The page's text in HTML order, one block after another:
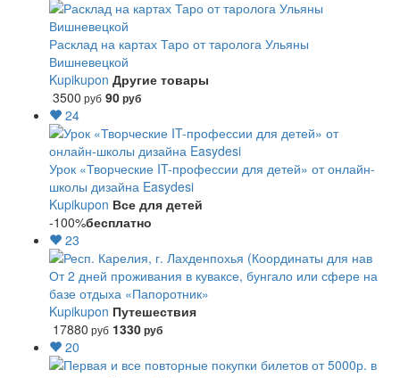
Расклад на картах Таро от таролога Ульяны
Вишневецкой
Kupikupon Другие товары
3500 руб 90руб
24
Урок «Творческие IT-профессии для детей» от онлайн-
школы дизайна Easydesi
Kupikupon Все для детей
-100%бесплатно
23
От 2 дней проживания в куваксе, бунгало или сфере на
базе отдыха «Папоротник»
Kupikupon Путешествия
17880 руб 1330руб
20